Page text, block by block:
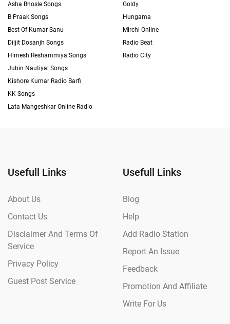
Asha Bhosle Songs
B Praak Songs
Best Of Kumar Sanu
Diljit Dosanjh Songs
Himesh Reshammiya Songs
Jubin Nautiyal Songs
Kishore Kumar Radio Barfi
KK Songs
Lata Mangeshkar Online Radio
Goldy
Hungama
Mirchi Online
Radio Beat
Radio City
Usefull Links
About Us
Contact Us
Disclaimer And Terms Of
Service
Privacy Policy
Guest Post Service
Usefull Links
Blog
Help
Add Radio Station
Report An Issue
Feedback
Promotion And Affiliate
Write For Us